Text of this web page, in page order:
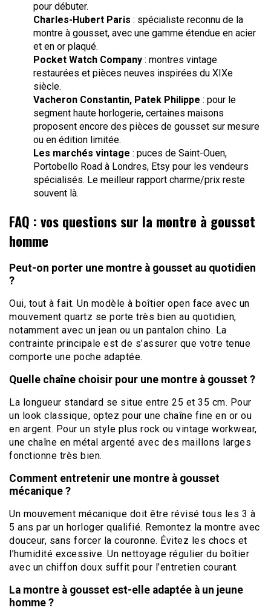
pour débuter.
Charles-Hubert Paris : spécialiste reconnu de la
montre à gousset, avec une gamme étendue en acier
et en or plaqué.
Pocket Watch Company : montres vintage
restaurées et pièces neuves inspirées du XIXe
siècle.
Vacheron Constantin, Patek Philippe : pour le
segment haute horlogerie, certaines maisons
proposent encore des pièces de gousset sur mesure
ou en édition limitée.
Les marchés vintage : puces de Saint-Ouen,
Portobello Road à Londres, Etsy pour les vendeurs
spécialisés. Le meilleur rapport charme/prix reste
souvent là.
FAQ : vos questions sur la montre à gousset
homme
Peut-on porter une montre à gousset au quotidien
?
Oui, tout à fait. Un modèle à boîtier open face avec un
mouvement quartz se porte très bien au quotidien,
notamment avec un jean ou un pantalon chino. La
contrainte principale est de s’assurer que votre tenue
comporte une poche adaptée.
Quelle chaîne choisir pour une montre à gousset ?
La longueur standard se situe entre 25 et 35 cm. Pour
un look classique, optez pour une chaîne fine en or ou
en argent. Pour un style plus rock ou vintage workwear,
une chaîne en métal argenté avec des maillons larges
fonctionne très bien.
Comment entretenir une montre à gousset
mécanique ?
Un mouvement mécanique doit être révisé tous les 3 à
5 ans par un horloger qualifié. Remontez la montre avec
douceur, sans forcer la couronne. Évitez les chocs et
l’humidité excessive. Un nettoyage régulier du boîtier
avec un chiffon doux suffit pour l’entretien courant.
La montre à gousset est-elle adaptée à un jeune
homme ?